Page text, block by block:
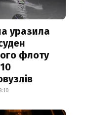
уразила
флоту